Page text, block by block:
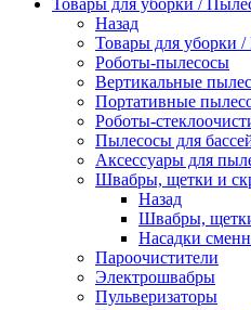
Товары для уборки /
Назад
Товары для уборки
Роботы-пылесосы
Вертикальные
Портативные
Роботы-
Пылесосы для
Аксессуары для
Швабры, щетки и
Назад
Швабры,
Насадки
Пароочистители
Электрошвабры
Пульверизаторы